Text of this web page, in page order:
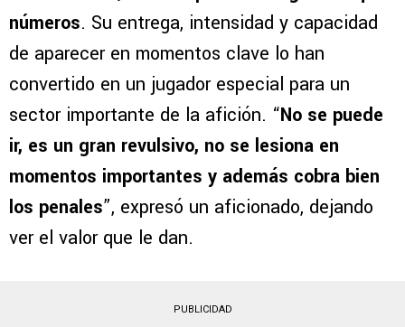
números. Su entrega, intensidad y capacidad
de aparecer en momentos clave lo han
convertido en un jugador especial para un
sector importante de la afición. “No se puede
ir, es un gran revulsivo, no se lesiona en
momentos importantes y además cobra bien
los penales”, expresó un aficionado, dejando
ver el valor que le dan.
PUBLICIDAD